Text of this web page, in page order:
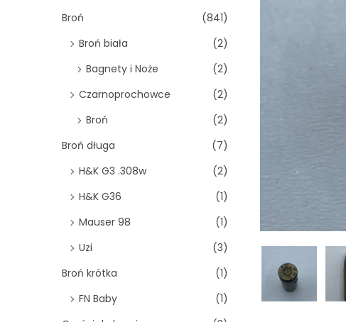
n
Broń
(841)
Broń biała
(2)
Bagnety i Noże
(2)
Czarnoprochowce
(2)
Broń
(2)
Broń długa
(7)
H&K G3 .308w
(2)
H&K G36
(1)
Mauser 98
(1)
Uzi
(3)
Broń krótka
(1)
FN Baby
(1)